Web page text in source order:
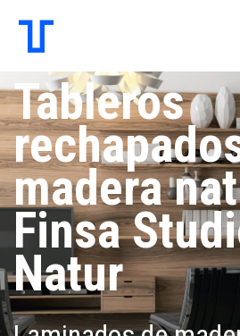
Tableros
madera
Finsa
Natur